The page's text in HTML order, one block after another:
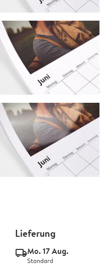
Lieferung
delivery_standard_v2Mo. 17 Aug.
Standard